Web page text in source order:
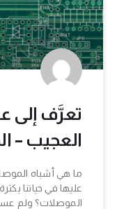
تعرَّف إلى
العجيب –
ما هي أشباه
عليها في حياتنا
الموصلات؟ ولم